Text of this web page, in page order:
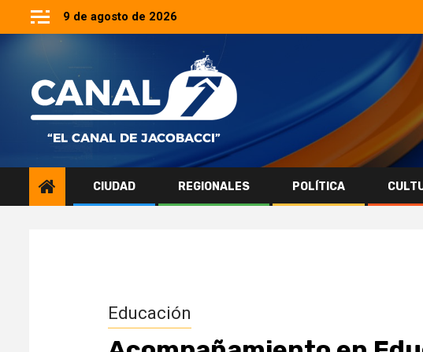
9 de agosto de 2026
CIUDAD REGIONALES POLÍTICA
Educación